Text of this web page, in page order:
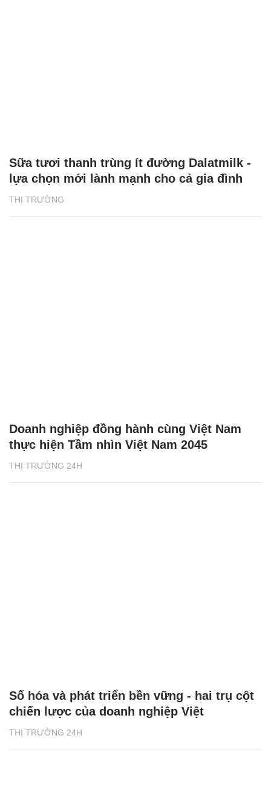
THỊ TRƯỜNG
Sữa tươi thanh trùng ít đường Dalatmilk -
lựa chọn mới lành mạnh cho cả gia đình
THỊ TRƯỜNG 24H
Doanh nghiệp đồng hành cùng Việt Nam
thực hiện Tầm nhìn Việt Nam 2045
THỊ TRƯỜNG 24H
Số hóa và phát triển bền vững - hai trụ cột
chiến lược của doanh nghiệp Việt